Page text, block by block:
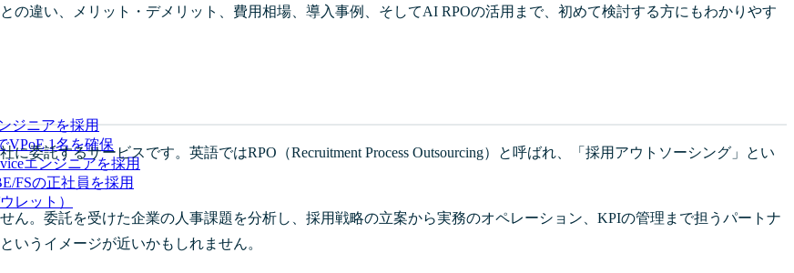
ジニアを採用
VPoE 1名を確保
エンジニアを採用
FSの正社員を採用
レット）
の違い、メリット・デメリット、費用相場、導入事例、そしてAI RPOの活用まで、初めて検討する方にもわかりやす
委託するサービスです。英語ではRPO（Recruitment Process Outsourcing）と呼ばれ、「採用アウトソーシング」とい
ん。委託を受けた企業の人事課題を分析し、採用戦略の立案から実務のオペレーション、KPIの管理まで担うパートナ
いうイメージが近いかもしれません。